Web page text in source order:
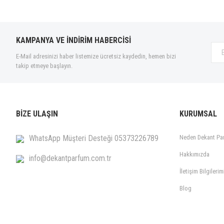
KAMPANYA VE İNDİRİM HABERCİSİ
E-Mail adresinizi haber listemize ücretsiz kaydedin, hemen bizi
takip etmeye başlayın.
BİZE ULAŞIN
WhatsApp Müşteri Desteği 05373226789
info@dekantparfum.com.tr
KURUMSAL
Neden Dekant
Hakkımızda
İletişim
Blog